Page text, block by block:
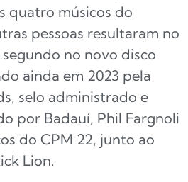
quatro músicos do
pessoas resultaram no
segundo no novo disco
ainda em 2023 pela
selo administrado e
por Badauí, Phil Fargnoli
do CPM 22, junto ao
Lion.